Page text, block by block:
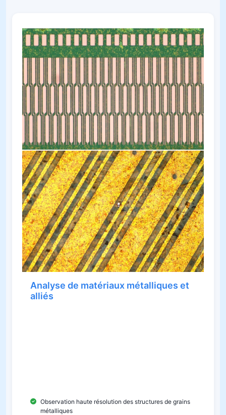
Analyse de matériaux métalliques et
alliés
Observation haute résolution des structures de grains
métalliques